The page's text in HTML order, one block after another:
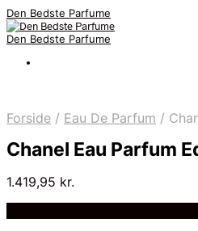
Den Bedste Parfume
Den Bedste Parfume
Forside / Eau De Parfum /
Chanel Eau Parfum
1.419,95 kr.